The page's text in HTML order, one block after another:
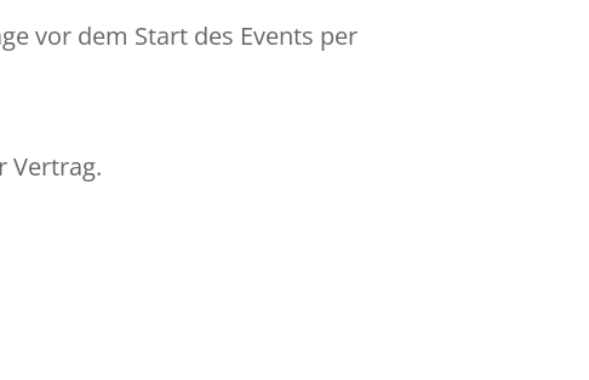
vor dem Start des Events per
Vertrag.